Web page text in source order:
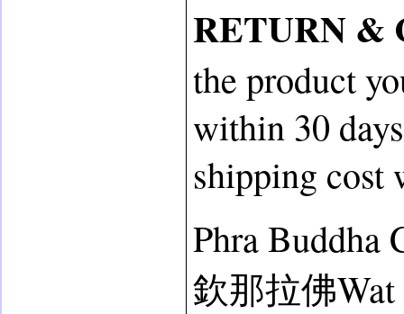
RETURN
the product
within 30
shipping cost
Phra Buddha
欽那拉佛